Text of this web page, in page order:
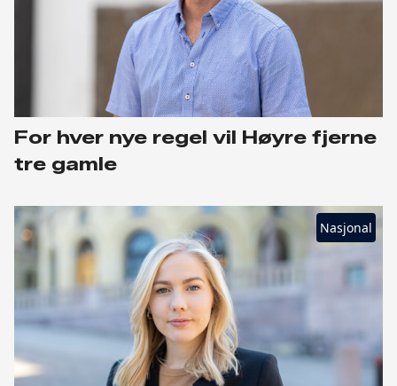
For hver nye regel vil Høyre fjerne
tre gamle
Nasjonal